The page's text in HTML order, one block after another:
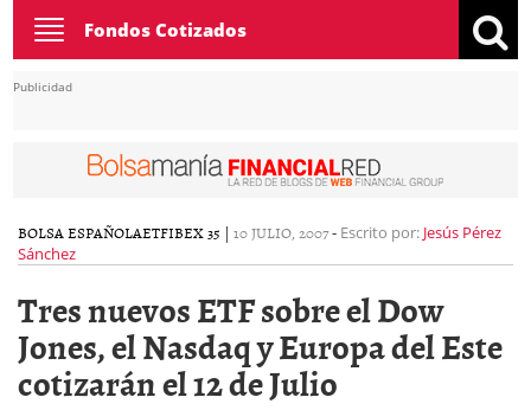
Toggle
navigation
Fondos Cotizados
Publicidad
BOLSA ESPAÑOLAETFIBEX 35 | 10 JULIO, 2007- Escrito por: Jesús Pérez
Sánchez
Tres nuevos ETF sobre el Dow
Jones, el Nasdaq y Europa del Este
cotizarán el 12 de Julio